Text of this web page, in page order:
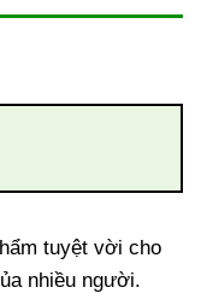
tuyệt vời cho
nhiều người.